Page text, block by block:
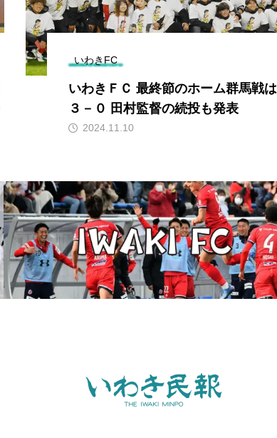
いわきFC
いわきＦＣ 最終節のホーム群馬戦は
３－０ 田村監督の続投も発表
2024.11.10